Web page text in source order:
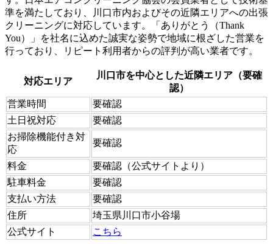
準を満たしており、川口市内およびその近隣エリアへの出張
クリーニングに対応しています。「ありがとう（Thank
You）」を社名に込めた誠実な姿勢で地域に根ざした営業を
行っており、リピート利用者からの評判が高い業者です。
対応エリア
川口市を中心とした近隣エリア（要確
認）
営業時間
要確認
土日祝対応
要確認
お掃除機能付き対
応
要確認
料金
要確認（公式サイトより）
駐車料金
要確認
支払い方法
要確認
住所
埼玉県川口市小谷場
公式サイト
こちら